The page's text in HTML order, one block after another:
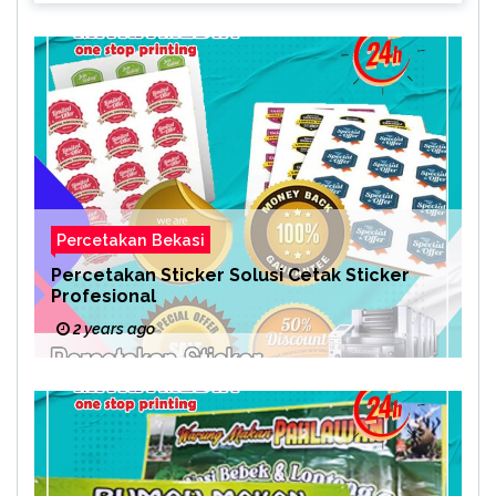
Percetakan Bekasi
Percetakan Sticker Solusi Cetak Sticker
Profesional
2 years ago